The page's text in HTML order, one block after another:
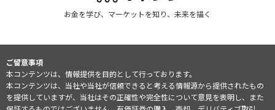
お金を学び、マーケットを知り、未来を描く
ご留意事項
本コンテンツは、情報提供を目的として行っております。
本コンテンツは、当社や当社が信頼できると考える情報源から提供されたもの
を提供していますが、当社はその正確性や完全性について意見を表明し、また